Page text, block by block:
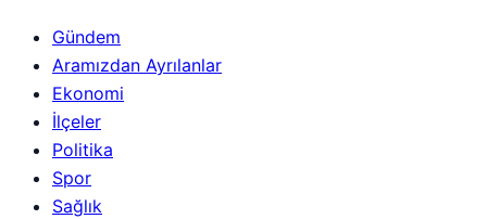
Gündem
Aramızdan Ayrılanlar
Ekonomi
İlçeler
Politika
Spor
Sağlık